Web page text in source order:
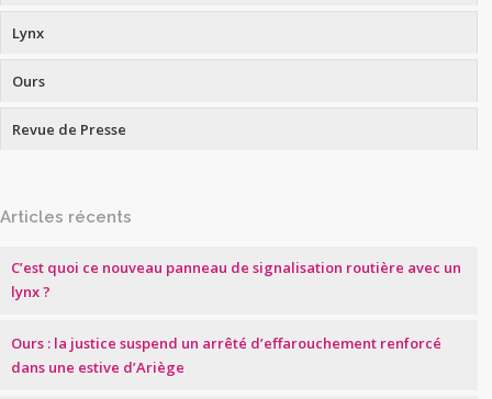
Lynx
Ours
Revue de Presse
Articles récents
C’est quoi ce nouveau panneau de signalisation routière avec un
lynx ?
Ours : la justice suspend un arrêté d’effarouchement renforcé
dans une estive d’Ariège